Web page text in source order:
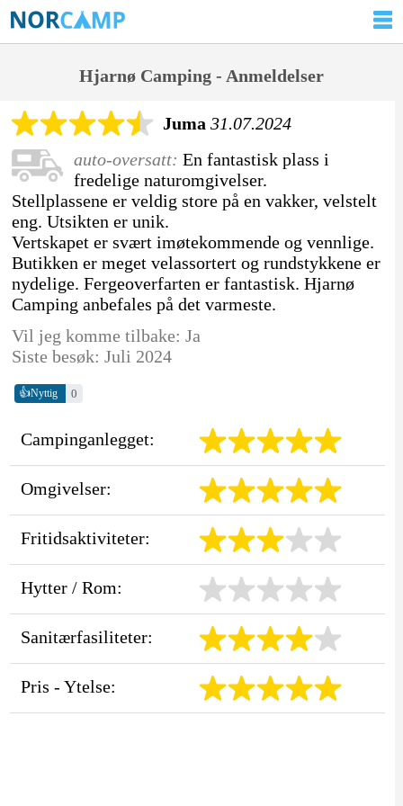
Hjarnø Camping - Anmeldelser
Juma 31.07.2024
auto-oversatt: En fantastisk plass i
fredelige naturomgivelser.
Stellplassene er veldig store på en vakker, velstelt
eng. Utsikten er unik.
Vertskapet er svært imøtekommende og vennlige.
Butikken er meget velassortert og rundstykkene er
nydelige. Fergeoverfarten er fantastisk. Hjarnø
Camping anbefales på det varmeste.
Vil jeg komme tilbake: Ja
Siste besøk: Juli 2024
👍Nyttig 0
Campinganlegget:
Omgivelser:
Fritidsaktiviteter:
Hytter / Rom:
Sanitærfasiliteter:
Pris - Ytelse: